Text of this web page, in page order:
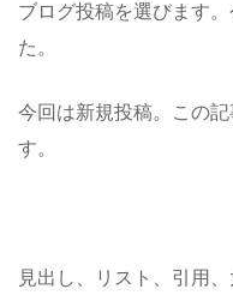
ブログ投稿を選びます
た。
今回は新規投稿。この
す。
見出し、リスト、引用